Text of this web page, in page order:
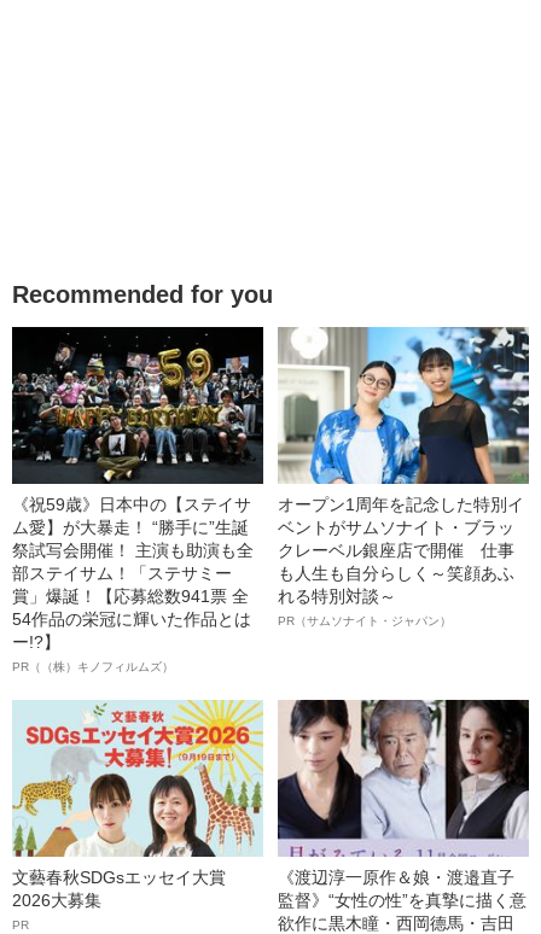
Recommended for you
《祝59歳》日本中の【ステイサ
ム愛】が大暴走！ “勝手に”生誕
祭試写会開催！ 主演も助演も全
部ステイサム！「ステサミー
賞」爆誕！【応募総数941票 全
54作品の栄冠に輝いた作品とは
ー!?】
PR（（株）キノフィルムズ）
オープン1周年を記念した特別イ
ベントがサムソナイト・ブラッ
クレーベル銀座店で開催 仕事
も人生も自分らしく～笑顔あふ
れる特別対談～
PR（サムソナイト・ジャパン）
文藝春秋SDGsエッセイ大賞
2026大募集
PR
《渡辺淳一原作＆娘・渡邉直子
監督》“女性の性”を真摯に描く意
欲作に黒木瞳・西岡德馬・吉田